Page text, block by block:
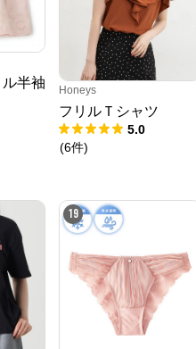
半袖
Honeys
フリルＴシャツ
5.0
(6件)
19